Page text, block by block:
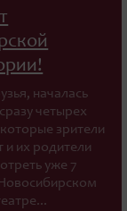
началась
четырех
зрители
и их родители
уже 7